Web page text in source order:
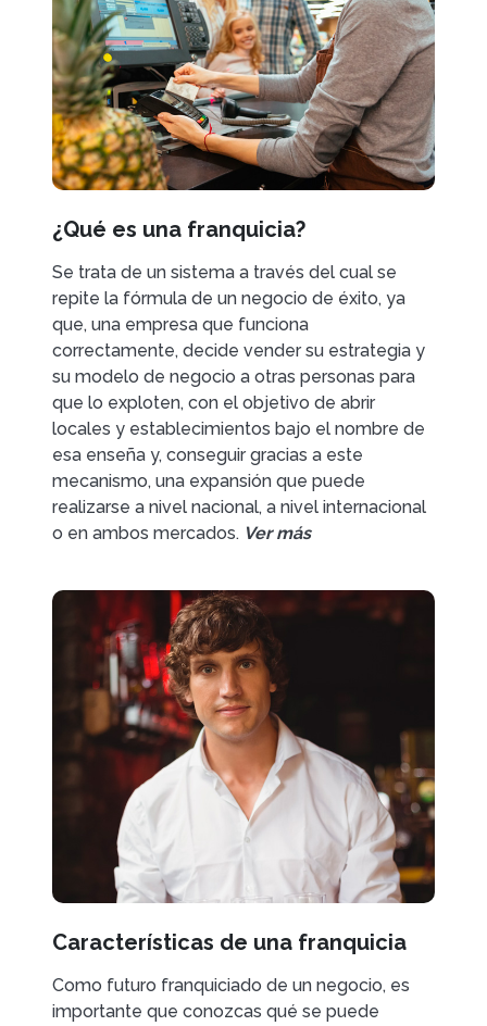
¿Qué es una franquicia?
Se trata de un sistema a través del cual se
repite la fórmula de un negocio de éxito, ya
que, una empresa que funciona
correctamente, decide vender su estrategia y
su modelo de negocio a otras personas para
que lo exploten, con el objetivo de abrir
locales y establecimientos bajo el nombre de
esa enseña y, conseguir gracias a este
mecanismo, una expansión que puede
realizarse a nivel nacional, a nivel internacional
o en ambos mercados. Ver más
Características de una franquicia
Como futuro franquiciado de un negocio, es
importante que conozcas qué se puede